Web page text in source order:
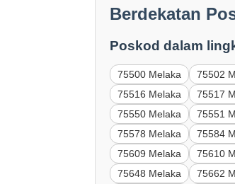
Berdekatan
Poskod dalam
75500 Melaka 75502
75516 Melaka
75517
75550 Melaka
75551
75578 Melaka
75584
75609 Melaka
75610
75648 Melaka
75662